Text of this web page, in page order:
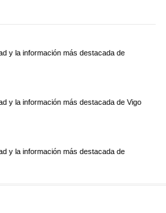
y la información más destacada de
y la información más destacada de Vigo
y la información más destacada de